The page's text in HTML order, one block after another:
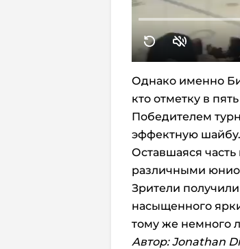
Однако именно
кто отметку в
Победителем
эффектную шайбу.
Оставшаяся
различными
Зрители
насыщенного
тому же немного
Автор: Jonathan